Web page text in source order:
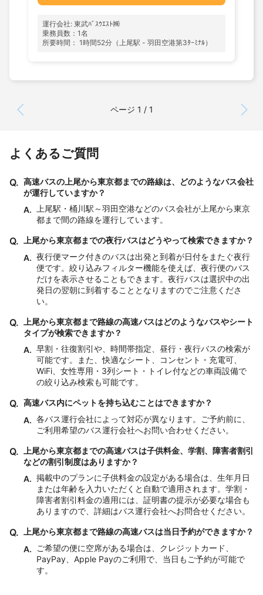
運行会社: 東武ﾊﾞｽｳｴｽﾄ㈱
乗務員数：1名
所要時間： 1時間52分（上尾駅 - 羽田空港第3ﾀｰﾐﾅﾙ）
ページ 1 / 1
よくあるご質問
Q. 高速バスの上尾から東京都までの路線は、どのようなバス会社
が運行していますか？
A. 上尾駅・桶川駅～羽田空港などのバス会社が上尾から東京
都まで間の路線を運行しています。
Q. 上尾から東京都までの夜行バスはどうやって検索できますか？
A. 夜行便マーク付きのバスは出発と到着が日付をまたぐ夜行
便です。絞り込みフィルター機能を使えば、夜行便のバス
だけを表示させることもできます。夜行バスは選択中の出
発日の翌朝に到着することとなりますのでご注意くださ
い。
Q. 上尾から東京都まで路線の高速バスはどのようなバスやシート
タイプが検索できますか？
A. 早割・往復割引や、時間帯指定、昼行・夜行バスの検索が
可能です。また、快適なシート、コンセント・充電可、
WiFi、女性専用・3列シート・トイレ付などの車両設備で
の絞り込み検索も可能です。
Q. 高速バス内にペットを持ち込むことはできますか？
A. 各バス運行会社によって対応が異なります。ご予約前に、
ご利用希望のバス運行会社へお問い合わせください。
Q. 上尾から東京都までの高速バスは子供料金、学割、障害者割引
などの割引制度はありますか？
A. 掲載中のプランに子供料金の設定がある場合は、生年月日
または年齢を入力いただくと自動で適用されます。学割・
障害者割引料金の適用には、証明書の提示が必要な場合も
ありますので、詳細はバス運行会社へお問合せください。
Q. 上尾から東京都まで路線の高速バスは当日予約ができますか？
A. ご希望の便に空席がある場合は、クレジットカード、
PayPay、Apple Payのご利用で、当日もご予約が可能で
す。